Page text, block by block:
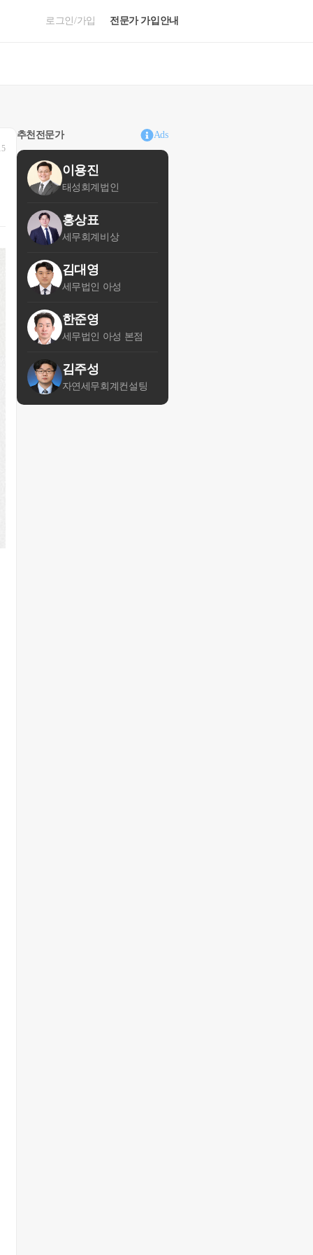
로그인/가입 전문가 가입안내
추천전문가 Ads
이용진
태성회계법인
홍상표
세무회계비상
김대영
세무법인 아성
한준영
세무법인 아성 본점
김주성
자연세무회계컨설팅